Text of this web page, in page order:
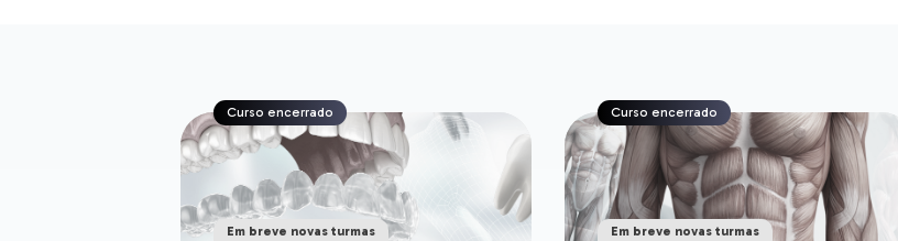
Curso encerrado
Em breve novas turmas
Curso encerrado
Em breve novas turmas